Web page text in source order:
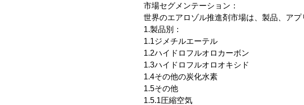
市場セグメンテーション：
世界のエアロゾル推進剤市場は、製品、ア
1.製品別：
1.1ジメチルエーテル
1.2ハイドロフルオロカーボン
1.3ハイドロフルオロオキシド
1.4その他の炭化水素
1.5その他
1.5.1圧縮空気